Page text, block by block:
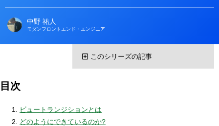
中野 祐人
モダンフロントエンド・エンジニア
能
このシリーズの記事
目次
ビュートランジションとは
どのようにできているのか?